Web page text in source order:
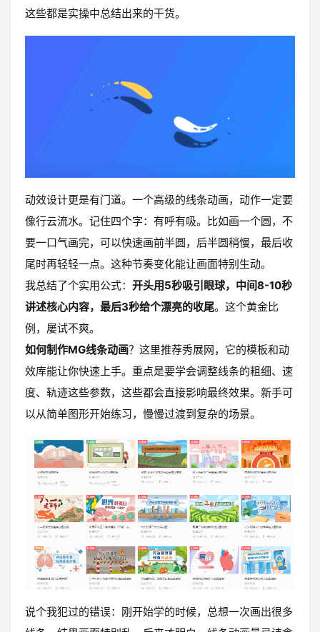
这些都是实操中总结出来的干货。
动效设计更是有门道。一个高级的线条动画，动作一定要
像行云流水。记住四个字：有呼有吸。比如画一个圆，不
要一口气画完，可以快速画前半圆，后半圆稍慢，最后收
尾时再轻轻一点。这种节奏变化能让画面特别生动。
我总结了个实用公式： 开头用5秒吸引眼球，中间8-10秒
讲述核心内容，最后3秒给个漂亮的收尾。这个黄金比
例，屡试不爽。
如何制作MG线条动画？这里推荐秀展网，它的模板和动
效库能让你快速上手。重点是要学会调整线条的粗细、速
度、轨迹这些参数，这些都会直接影响最终效果。新手可
以从简单图形开始练习，慢慢过渡到复杂的场景。
说个我犯过的错误：刚开始学的时候，总想一次画出很多